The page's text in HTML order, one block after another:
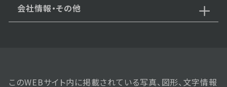
会社情報・その他
このWEBサイト内に掲載されている写真、図形、文字情報